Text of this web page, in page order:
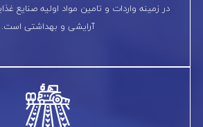
در زمینه واردات و تامین مواد اولیه صنایع
آرایشی و بهداشتی است.